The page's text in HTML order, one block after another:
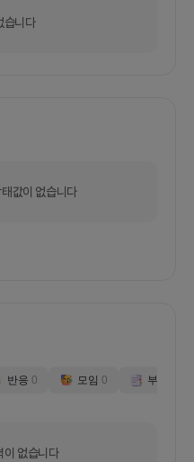
습니다
값이 없습니다
반응 0 모임 0 부스
이 없습니다